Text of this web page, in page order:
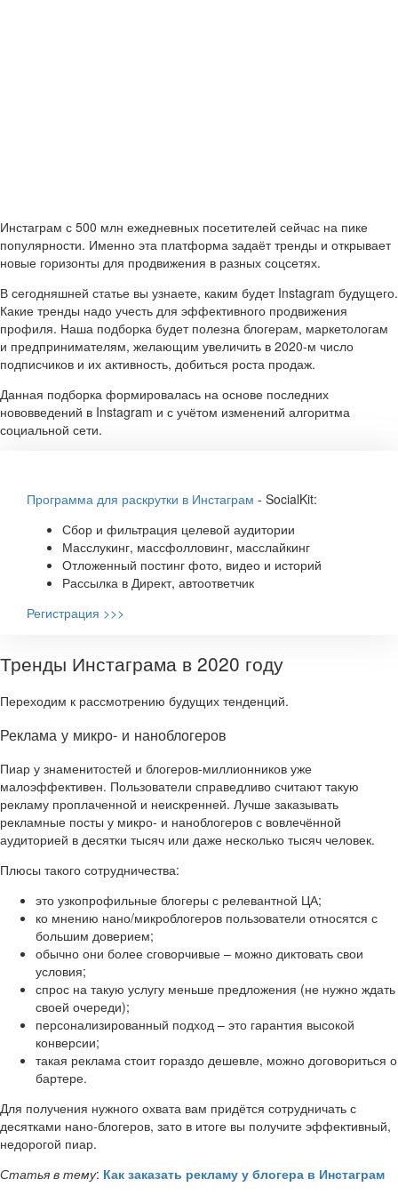
Инстаграм с 500 млн ежедневных посетителей сейчас на пике
популярности. Именно эта платформа задаёт тренды и открывает
новые горизонты для продвижения в разных соцсетях.
В сегодняшней статье вы узнаете, каким будет Instagram будущего.
Какие тренды надо учесть для эффективного продвижения
профиля. Наша подборка будет полезна блогерам, маркетологам
и предпринимателям, желающим увеличить в 2020-м число
подписчиков и их активность, добиться роста продаж.
Данная подборка формировалась на основе последних
нововведений в Instagram и с учётом изменений алгоритма
социальной сети.
Программа для раскрутки в Инстаграм - SocialKit:
Сбор и фильтрация целевой аудитории
Масслукинг, массфолловинг, масслайкинг
Отложенный постинг фото, видео и историй
Рассылка в Директ, автоответчик
Регистрация >>>
Тренды Инстаграма в 2020 году
Переходим к рассмотрению будущих тенденций.
Реклама у микро- и наноблогеров
Пиар у знаменитостей и блогеров-миллионников уже
малоэффективен. Пользователи справедливо считают такую
рекламу проплаченной и неискренней. Лучше заказывать
рекламные посты у микро- и наноблогеров с вовлечённой
аудиторией в десятки тысяч или даже несколько тысяч человек.
Плюсы такого сотрудничества:
это узкопрофильные блогеры с релевантной ЦА;
ко мнению нано/микроблогеров пользователи относятся с
большим доверием;
обычно они более сговорчивые – можно диктовать свои
условия;
спрос на такую услугу меньше предложения (не нужно ждать
своей очереди);
персонализированный подход – это гарантия высокой
конверсии;
такая реклама стоит гораздо дешевле, можно договориться о
бартере.
Для получения нужного охвата вам придётся сотрудничать с
десятками нано-блогеров, зато в итоге вы получите эффективный,
недорогой пиар.
Статья в тему: Как заказать рекламу у блогера в Инстаграм